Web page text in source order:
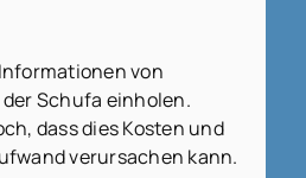
von
Schufa einholen.
dass dies Kosten und
verursachen kann.